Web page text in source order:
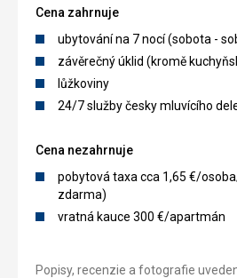
Cena zahrnuje
ubytování na 7 nocí (sobota -
závěrečný úklid (kromě
lůžkoviny
24/7 služby česky mluvícího
Cena nezahrnuje
pobytová taxa cca 1,65 €/
zdarma)
vratná kauce 300 €/apartmán
Popisy, recenzie a fotografie